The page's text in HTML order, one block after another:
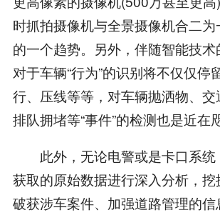
时抓拍摄像机与全景摄像机合二
的一个趋势。另外，伴随智能技术
对于车辆“行为”的识别将不仅仅停
行、压线等等，对车辆抛洒物、
排队拥堵等“事件”的检测也是近在
此外，无论电警或是卡口系统
获取的原始数据进行深入分析，
破获涉车案件、加强道路管理的